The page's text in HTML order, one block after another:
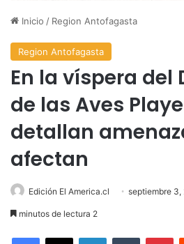
Inicio / Region Antofagasta
Region Antofagasta
En la víspera del
de las Aves
detallan
afectan
Edición El America.cl septiembre 3,
minutos de lectura 2
Facebook
X LinkedInTumblr